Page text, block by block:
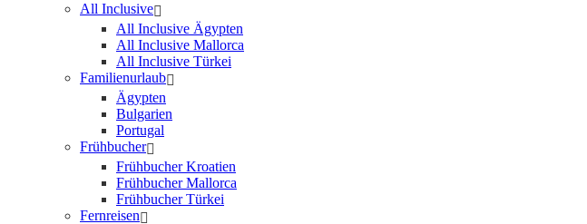
All Inclusive
All Inclusive Ägypten
All Inclusive Mallorca
All Inclusive Türkei
Familienurlaub
Ägypten
Bulgarien
Portugal
Frühbucher
Frühbucher Kroatien
Frühbucher Mallorca
Frühbucher Türkei
Fernreisen